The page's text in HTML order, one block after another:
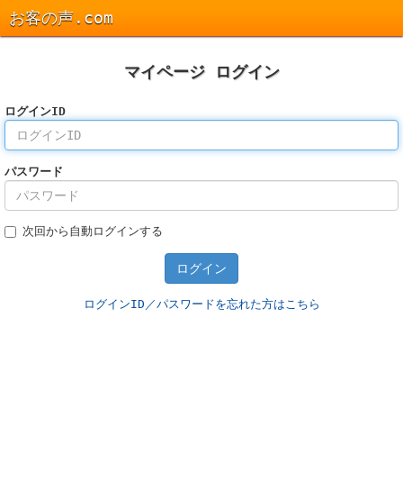
お客の声.com
マイページ ログイン
ログインID
パスワード
次回から自動ログインする
ログインID／パスワードを忘れた方はこちら